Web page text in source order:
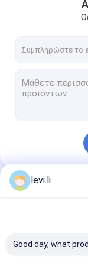
Οι Κατηγορίες
levi.li
Good day, what